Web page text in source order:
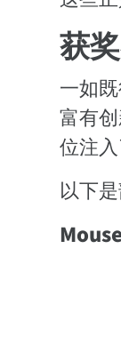
获
一如
富有
位注入
以下